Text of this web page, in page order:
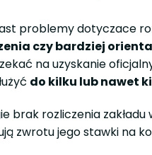
problemy dotyczace
czy bardziej
na uzyskanie
do kilku lub nawet
brak rozliczenia zakładu
zwrotu jego stawki na